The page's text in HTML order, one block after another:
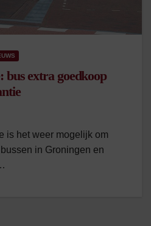
bus extra goedkoop
is het weer mogelijk om
in Groningen en